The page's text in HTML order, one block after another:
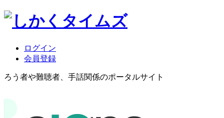
ログイン
会員登録
ろう者や難聴者、手話関係のポータルサイト